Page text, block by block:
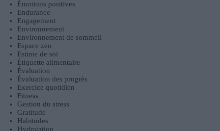
Émotions positives
Endurance
Engagement
Environnement
Environnement de sommeil
Espace zen
Estime de soi
Étiquette alimentaire
Évaluation
Évaluation des progrès
Exercice quotidien
Fitness
Gestion du stress
Gratitude
Habitudes
Hydratation